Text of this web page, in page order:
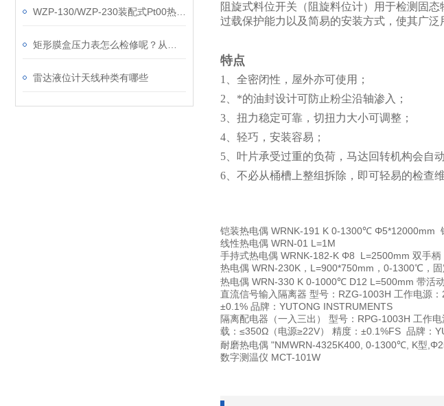
雷达液位计天线种类有哪些
阻旋式料位开关（阻旋料位计）用于检测固
过载保护能力以及简易的安装方式，使其广
特点
1
、全密闭性，屋外亦可使用；
2 、*的油封设计可防止粉尘沿轴渗入；
3 、扭力稳定可靠，切扭力大小可调整；
4 、轻巧，安装容易；
5 、叶片承受过重的负荷，马达回转机构会自
6 、不必从桶槽上整组拆除，即可轻易的检查
铠装热电偶 WRNK-191 K 0-1300℃ Φ5*12000mm
线性热电偶 WRN-01 L=1M
手持式热电偶 WRNK-182-K Φ8 L=2500mm 双手
热电偶 WRN-230K，L=900*750mm，0-1300℃，
热电偶 WRN-330 K 0-1000℃ D12 L=500mm 带活
直流信号输入隔离器 型号：RZG-1003H 工作电源
±0.1% 品牌：YUTONG INSTRUMENTS
隔离配电器（一入三出）
型号：RPG-1003H 工
载：≤350Ω（电源≥22V） 精度：±0.1%FS 品牌：
耐磨热电偶 "NMWRN-4325K400, 0-1300℃, K型
数字测温仪 MCT-101W